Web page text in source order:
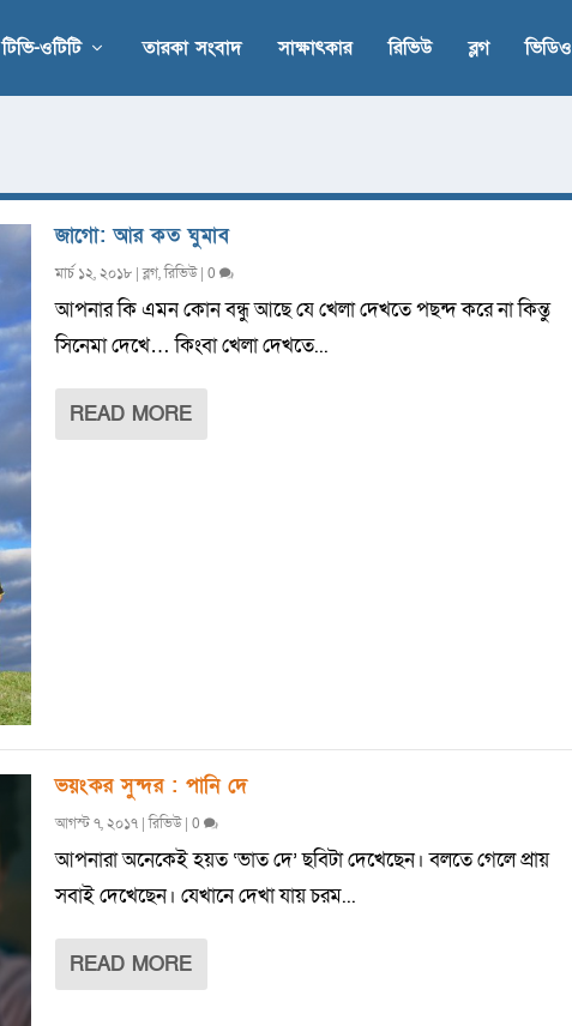
টিভি-ওটিটি তারকা সংবাদ সাক্ষাৎকার রিভিউ ব্লগ ভিডিও
জাগো: আর কত ঘুমাব
মার্চ ১২, ২০১৮|ব্লগ,রিভিউ| 0
আপনার কি এমন কোন বন্ধু আছে যে খেলা দেখতে পছন্দ করে না কিন্তু
সিনেমা দেখে… কিংবা খেলা দেখতে...
READ MORE
ভয়ংকর সুন্দর : পানি দে
আগস্ট ৭, ২০১৭|রিভিউ| 0
আপনারা অনেকেই হয়ত ‘ভাত দে’ ছবিটা দেখেছেন। বলতে গেলে প্রায়
সবাই দেখেছেন। যেখানে দেখা যায় চরম...
READ MORE